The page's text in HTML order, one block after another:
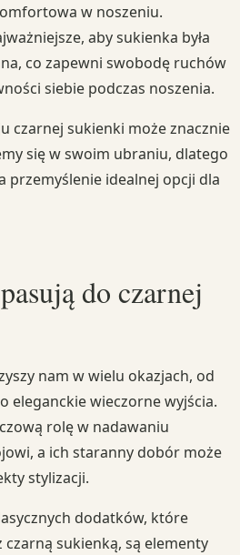
w noszeniu.
aby sukienka była
co zapewni swobodę ruchów
siebie podczas noszenia.
czarnej sukienki może znacznie
się w swoim ubraniu, dlatego
przemyślenie idealnej opcji dla
do czarnej
nam w wielu okazjach, od
eleganckie wieczorne wyjścia.
rolę w nadawaniu
a ich staranny dobór może
stylizacji.
dodatków, które
czarną sukienką, są elementy